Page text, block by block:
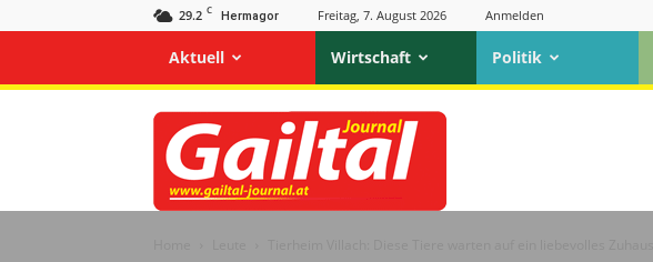
29.2 C Hermagor Freitag, 7. August 2026 Anmelden
Aktuell Wirtschaft Politik
Gailtal
Journal